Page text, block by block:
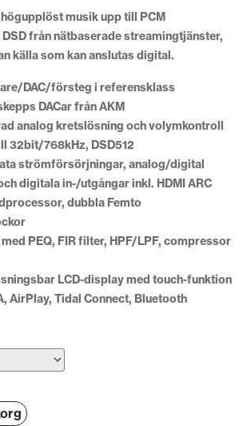
musik upp till PCM
från nätbaserade streamingtjänster,
källa som kan anslutas digital.
DAC/försteg i referensklass
DACar från AKM
analog kretslösning och volymkontroll
32bit/768kHz, DSD512
strömförsörjningar, analog/digital
digitala in-/utgångar inkl. HDMI ARC
dubbla Femto
PEQ, FIR filter, HPF/LPF, compressor
LCD-display med touch-funktion
AirPlay, Tidal Connect, Bluetooth